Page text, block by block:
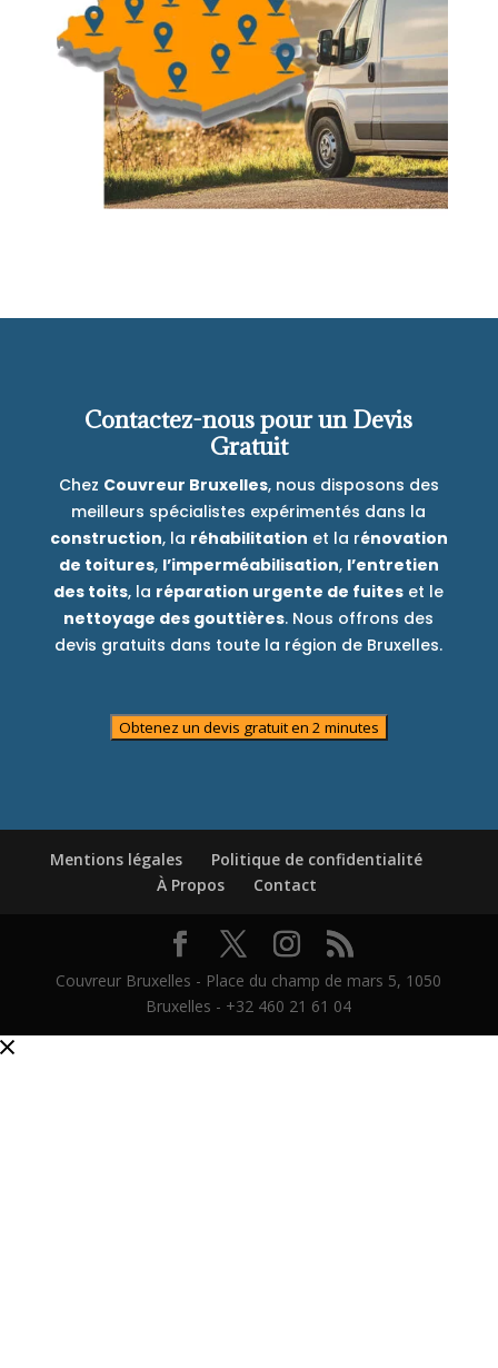
Contactez-nous pour un Devis
Gratuit
Chez Couvreur Bruxelles, nous disposons des
meilleurs spécialistes expérimentés dans la
construction, la réhabilitation et la rénovation
de toitures, l’imperméabilisation, l’entretien
des toits, la réparation urgente de fuites et le
nettoyage des gouttières. Nous offrons des
devis gratuits dans toute la région de Bruxelles.
Obtenez un devis gratuit en 2 minutes
Mentions légales
Politique de confidentialité
À Propos
Contact
Couvreur Bruxelles - Place du champ de mars 5, 1050
Bruxelles - +32 460 21 61 04